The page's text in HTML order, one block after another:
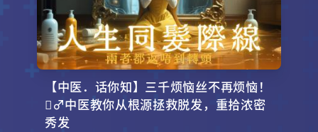
【中医．话你知】三千烦恼丝不再烦恼！
‍♂️中医教你从根源拯救脱发，重拾浓密
秀发